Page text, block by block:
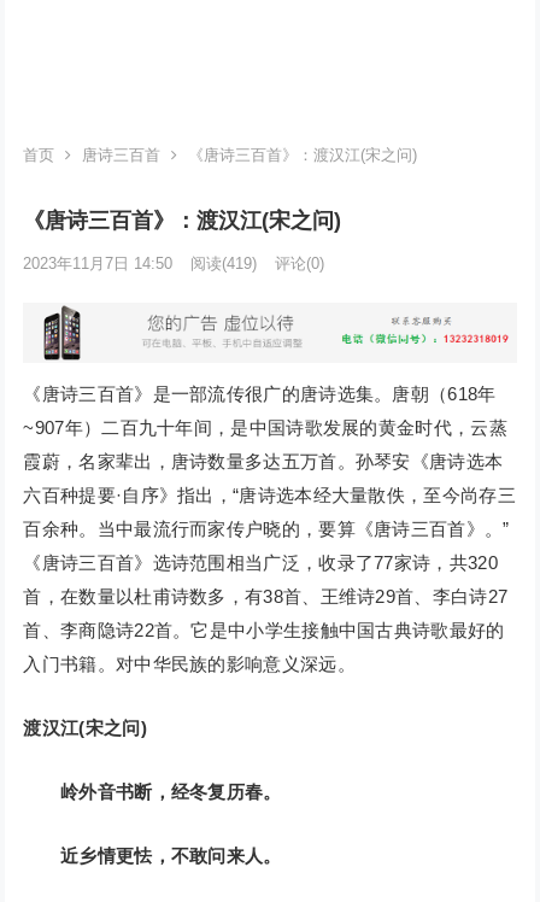
首页 唐诗三百首 《唐诗三百首》：渡汉江(宋之问)
《唐诗三百首》：渡汉江(宋之问)
2023年11月7日 14:50 阅读(419) 评论(0)
《唐诗三百首》是一部流传很广的唐诗选集。唐朝（618年
~907年）二百九十年间，是中国诗歌发展的黄金时代，云蒸
霞蔚，名家辈出，唐诗数量多达五万首。孙琴安《唐诗选本
六百种提要·自序》指出，“唐诗选本经大量散佚，至今尚存三
百余种。当中最流行而家传户晓的，要算《唐诗三百首》。”
《唐诗三百首》选诗范围相当广泛，收录了77家诗，共320
首，在数量以杜甫诗数多，有38首、王维诗29首、李白诗27
首、李商隐诗22首。它是中小学生接触中国古典诗歌最好的
入门书籍。对中华民族的影响意义深远。
渡汉江(宋之问)
岭外音书断，经冬复历春。
近乡情更怯，不敢问来人。